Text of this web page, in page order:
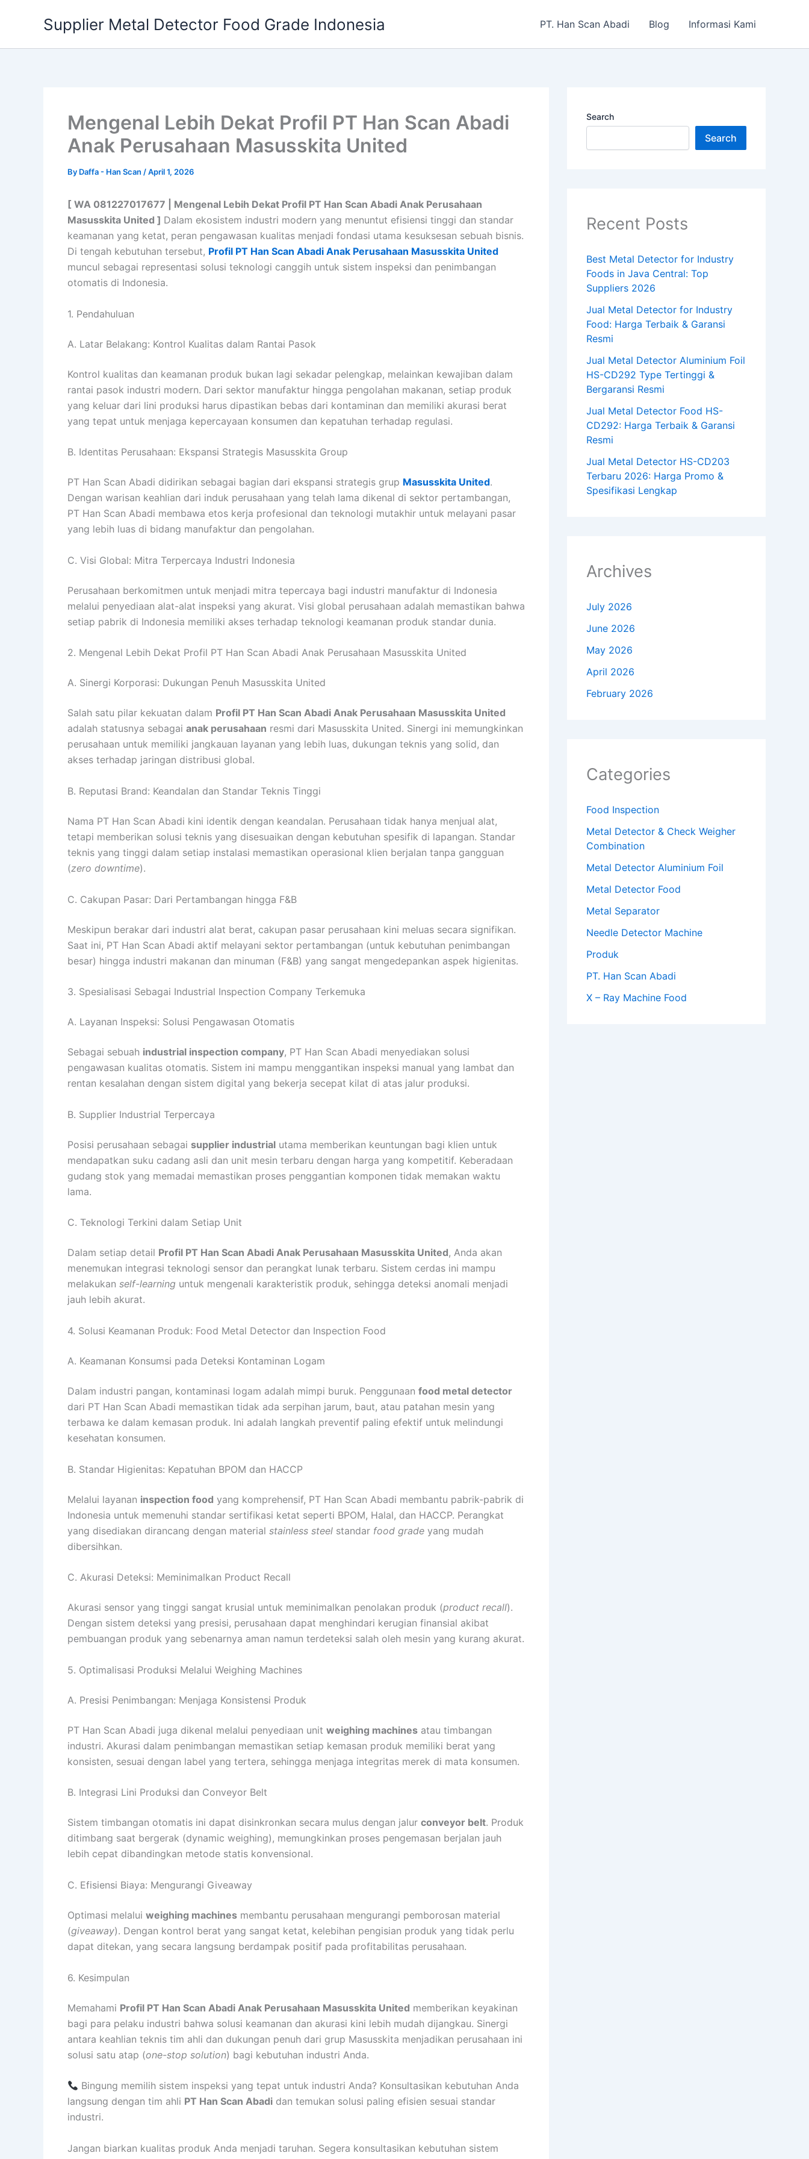
Supplier Metal Detector Food Grade Indonesia PT. Han Scan Abadi Blog Informasi Kami
Mengenal Lebih Dekat Profil PT Han Scan Abadi
Anak Perusahaan Masusskita United
By Daffa - Han Scan /April 1, 2026
[ WA 081227017677 | Mengenal Lebih Dekat Profil PT Han Scan Abadi Anak Perusahaan
Masusskita United ] Dalam ekosistem industri modern yang menuntut efisiensi tinggi dan standar
keamanan yang ketat, peran pengawasan kualitas menjadi fondasi utama kesuksesan sebuah bisnis.
Di tengah kebutuhan tersebut, Profil PT Han Scan Abadi Anak Perusahaan Masusskita United
muncul sebagai representasi solusi teknologi canggih untuk sistem inspeksi dan penimbangan
otomatis di Indonesia.
1. Pendahuluan
A. Latar Belakang: Kontrol Kualitas dalam Rantai Pasok
Kontrol kualitas dan keamanan produk bukan lagi sekadar pelengkap, melainkan kewajiban dalam
rantai pasok industri modern. Dari sektor manufaktur hingga pengolahan makanan, setiap produk
yang keluar dari lini produksi harus dipastikan bebas dari kontaminan dan memiliki akurasi berat
yang tepat untuk menjaga kepercayaan konsumen dan kepatuhan terhadap regulasi.
B. Identitas Perusahaan: Ekspansi Strategis Masusskita Group
PT Han Scan Abadi didirikan sebagai bagian dari ekspansi strategis grup Masusskita United.
Dengan warisan keahlian dari induk perusahaan yang telah lama dikenal di sektor pertambangan,
PT Han Scan Abadi membawa etos kerja profesional dan teknologi mutakhir untuk melayani pasar
yang lebih luas di bidang manufaktur dan pengolahan.
C. Visi Global: Mitra Terpercaya Industri Indonesia
Perusahaan berkomitmen untuk menjadi mitra tepercaya bagi industri manufaktur di Indonesia
melalui penyediaan alat-alat inspeksi yang akurat. Visi global perusahaan adalah memastikan bahwa
setiap pabrik di Indonesia memiliki akses terhadap teknologi keamanan produk standar dunia.
2. Mengenal Lebih Dekat Profil PT Han Scan Abadi Anak Perusahaan Masusskita United
A. Sinergi Korporasi: Dukungan Penuh Masusskita United
Salah satu pilar kekuatan dalam Profil PT Han Scan Abadi Anak Perusahaan Masusskita United
adalah statusnya sebagai anak perusahaan resmi dari Masusskita United. Sinergi ini memungkinkan
perusahaan untuk memiliki jangkauan layanan yang lebih luas, dukungan teknis yang solid, dan
akses terhadap jaringan distribusi global.
B. Reputasi Brand: Keandalan dan Standar Teknis Tinggi
Nama PT Han Scan Abadi kini identik dengan keandalan. Perusahaan tidak hanya menjual alat,
tetapi memberikan solusi teknis yang disesuaikan dengan kebutuhan spesifik di lapangan. Standar
teknis yang tinggi dalam setiap instalasi memastikan operasional klien berjalan tanpa gangguan
(zero downtime).
C. Cakupan Pasar: Dari Pertambangan hingga F&B
Meskipun berakar dari industri alat berat, cakupan pasar perusahaan kini meluas secara signifikan.
Saat ini, PT Han Scan Abadi aktif melayani sektor pertambangan (untuk kebutuhan penimbangan
besar) hingga industri makanan dan minuman (F&B) yang sangat mengedepankan aspek higienitas.
3. Spesialisasi Sebagai Industrial Inspection Company Terkemuka
A. Layanan Inspeksi: Solusi Pengawasan Otomatis
Sebagai sebuah industrial inspection company, PT Han Scan Abadi menyediakan solusi
pengawasan kualitas otomatis. Sistem ini mampu menggantikan inspeksi manual yang lambat dan
rentan kesalahan dengan sistem digital yang bekerja secepat kilat di atas jalur produksi.
B. Supplier Industrial Terpercaya
Posisi perusahaan sebagai supplier industrial utama memberikan keuntungan bagi klien untuk
mendapatkan suku cadang asli dan unit mesin terbaru dengan harga yang kompetitif. Keberadaan
gudang stok yang memadai memastikan proses penggantian komponen tidak memakan waktu
lama.
C. Teknologi Terkini dalam Setiap Unit
Dalam setiap detail Profil PT Han Scan Abadi Anak Perusahaan Masusskita United, Anda akan
menemukan integrasi teknologi sensor dan perangkat lunak terbaru. Sistem cerdas ini mampu
melakukan self-learning untuk mengenali karakteristik produk, sehingga deteksi anomali menjadi
jauh lebih akurat.
4. Solusi Keamanan Produk: Food Metal Detector dan Inspection Food
A. Keamanan Konsumsi pada Deteksi Kontaminan Logam
Dalam industri pangan, kontaminasi logam adalah mimpi buruk. Penggunaan food metal detector
dari PT Han Scan Abadi memastikan tidak ada serpihan jarum, baut, atau patahan mesin yang
terbawa ke dalam kemasan produk. Ini adalah langkah preventif paling efektif untuk melindungi
kesehatan konsumen.
B. Standar Higienitas: Kepatuhan BPOM dan HACCP
Melalui layanan inspection food yang komprehensif, PT Han Scan Abadi membantu pabrik-pabrik di
Indonesia untuk memenuhi standar sertifikasi ketat seperti BPOM, Halal, dan HACCP. Perangkat
yang disediakan dirancang dengan material stainless steel standar food grade yang mudah
dibersihkan.
C. Akurasi Deteksi: Meminimalkan Product Recall
Akurasi sensor yang tinggi sangat krusial untuk meminimalkan penolakan produk (product recall).
Dengan sistem deteksi yang presisi, perusahaan dapat menghindari kerugian finansial akibat
pembuangan produk yang sebenarnya aman namun terdeteksi salah oleh mesin yang kurang akurat.
5. Optimalisasi Produksi Melalui Weighing Machines
A. Presisi Penimbangan: Menjaga Konsistensi Produk
PT Han Scan Abadi juga dikenal melalui penyediaan unit weighing machines atau timbangan
industri. Akurasi dalam penimbangan memastikan setiap kemasan produk memiliki berat yang
konsisten, sesuai dengan label yang tertera, sehingga menjaga integritas merek di mata konsumen.
B. Integrasi Lini Produksi dan Conveyor Belt
Sistem timbangan otomatis ini dapat disinkronkan secara mulus dengan jalur conveyor belt. Produk
ditimbang saat bergerak (dynamic weighing), memungkinkan proses pengemasan berjalan jauh
lebih cepat dibandingkan metode statis konvensional.
C. Efisiensi Biaya: Mengurangi Giveaway
Optimasi melalui weighing machines membantu perusahaan mengurangi pemborosan material
(giveaway). Dengan kontrol berat yang sangat ketat, kelebihan pengisian produk yang tidak perlu
dapat ditekan, yang secara langsung berdampak positif pada profitabilitas perusahaan.
6. Kesimpulan
Memahami Profil PT Han Scan Abadi Anak Perusahaan Masusskita United memberikan keyakinan
bagi para pelaku industri bahwa solusi keamanan dan akurasi kini lebih mudah dijangkau. Sinergi
antara keahlian teknis tim ahli dan dukungan penuh dari grup Masusskita menjadikan perusahaan ini
solusi satu atap (one-stop solution) bagi kebutuhan industri Anda.
Bingung memilih sistem inspeksi yang tepat untuk industri Anda? Konsultasikan kebutuhan Anda
langsung dengan tim ahli PT Han Scan Abadi dan temukan solusi paling efisien sesuai standar
industri.
Jangan biarkan kualitas produk Anda menjadi taruhan. Segera konsultasikan kebutuhan sistem
Search
Search
Recent Posts
Best Metal Detector for Industry
Foods in Java Central: Top
Suppliers 2026
Jual Metal Detector for Industry
Food: Harga Terbaik & Garansi
Resmi
Jual Metal Detector Aluminium Foil
HS-CD292 Type Tertinggi &
Bergaransi Resmi
Jual Metal Detector Food HS-
CD292: Harga Terbaik & Garansi
Resmi
Jual Metal Detector HS-CD203
Terbaru 2026: Harga Promo &
Spesifikasi Lengkap
Archives
July 2026
June 2026
May 2026
April 2026
February 2026
Categories
Food Inspection
Metal Detector & Check Weigher
Combination
Metal Detector Aluminium Foil
Metal Detector Food
Metal Separator
Needle Detector Machine
Produk
PT. Han Scan Abadi
X – Ray Machine Food